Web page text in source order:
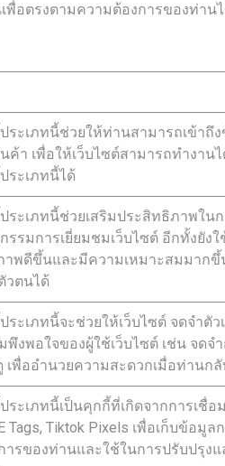
พื่อตรงตามความต้องการของท่าน
ระเภทนี้ช่วยให้ท่านสามารถเข้าถึ
ค้า เพื่อให้เว็บไซต์สามารถทำงา
ระเภทนี้ได้
ระเภทนี้ช่วยเสริมประสิทธิภาพใน
รรมการเยี่ยมชมเว็บไซต์ อีกทั้งยัง
พดีขึ้นและมีความเหมาะสมมากขึ้
วตนได้
ระเภทนี้จะช่วยให้เว็บไซต์ จดจำตั
พึงพอใจของผู้ใช้เว็บไซต์ เช่น จด
เพื่ออำนวยความสะดวกเมื่อท่านก
ระเภทนี้เป็นคุกกี้ที่เกิดจากการเชื่อ
Tags, Tiktok Pixels เพื่อเก็บข้อ
ารของท่านและใช้ในการปรับปรุ